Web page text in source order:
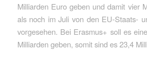
Milliarden Euro geben und damit vier
als noch im Juli von den EU-Staats-
vorgesehen. Bei Erasmus+ soll es
Milliarden geben, somit sind es 23,4